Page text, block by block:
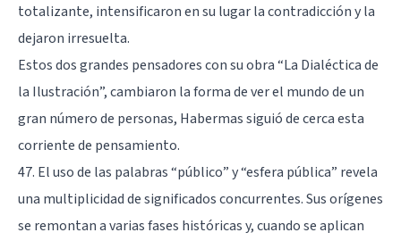
totalizante, intensificaron en su lugar la contradicción y la
dejaron irresuelta.
Estos dos grandes pensadores con su obra “La Dialéctica de
la Ilustración”, cambiaron la forma de ver el mundo de un
gran número de personas, Habermas siguió de cerca esta
corriente de pensamiento.
47. El uso de las palabras “público” y “esfera pública” revela
una multiplicidad de significados concurrentes. Sus orígenes
se remontan a varias fases históricas y, cuando se aplican